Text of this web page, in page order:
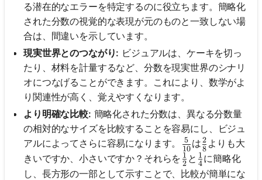
る潜在的なエラーを特定するのに役立ちます。簡略化
された分数の視覚的な表現が元のものと一致しない場
合は、間違いを示しています。
現実世界とのつながり: ビジュアルは、ケーキを切っ
たり、材料を計量するなど、分数を現実世界のシナリ
オにつなげることができます。これにより、数学がよ
り関連性が高く、覚えやすくなります。
より明確な比較: 簡略化された分数は、異なる分数量
の相対的なサイズを比較することを容易にし、ビジュ
アルによってさらに容易になります。
\frac{5}{10}
10
5 は\frac{2}{8}
8
2 よりも大
きいですか、小さいですか？それらを \frac{1}{2}
2
1 と \frac{1}{4}
4
1 に簡略化
し、長方形の一部として示すことで、比較が簡単にな